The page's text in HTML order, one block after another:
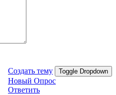
Создать тему Toggle Dropdown
Новый Опрос
Ответить